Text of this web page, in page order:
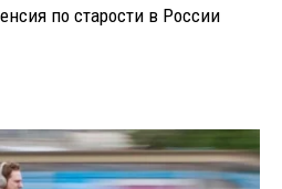
по старости в России